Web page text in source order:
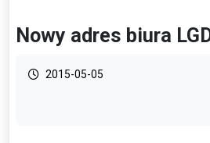
Nowy adres biura
2015-05-05